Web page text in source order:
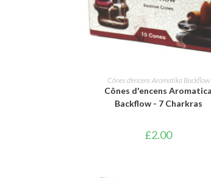
AJOUTER AU PANIER
Cônes d'encens Aromatika Backflow
Cônes d'encens Aromatica
Backflow - 7 Charkras
£2.00